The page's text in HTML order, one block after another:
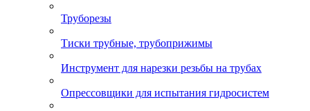
Труборезы
Тиски трубные, трубоприжимы
Инструмент для нарезки резьбы на трубах
Опрессовщики для испытания гидросистем